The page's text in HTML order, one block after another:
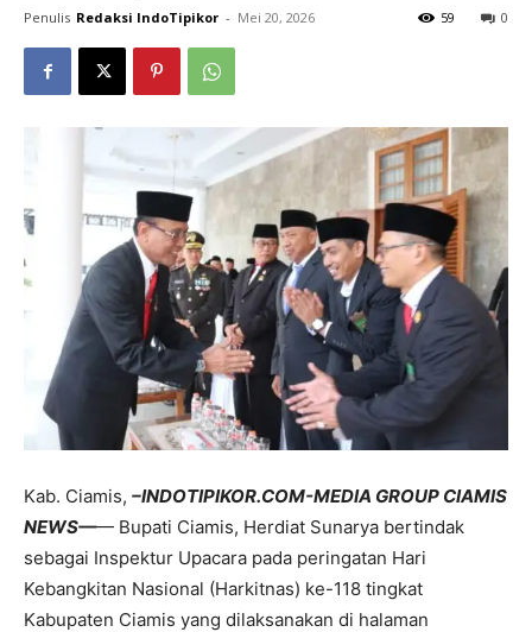
Penulis Redaksi IndoTipikor - Mei 20, 2026 0
59
Kab. Ciamis, –INDOTIPIKOR.COM-MEDIA GROUP CIAMIS
NEWS—— Bupati Ciamis, Herdiat Sunarya bertindak
sebagai Inspektur Upacara pada peringatan Hari
Kebangkitan Nasional (Harkitnas) ke-118 tingkat
Kabupaten Ciamis yang dilaksanakan di halaman